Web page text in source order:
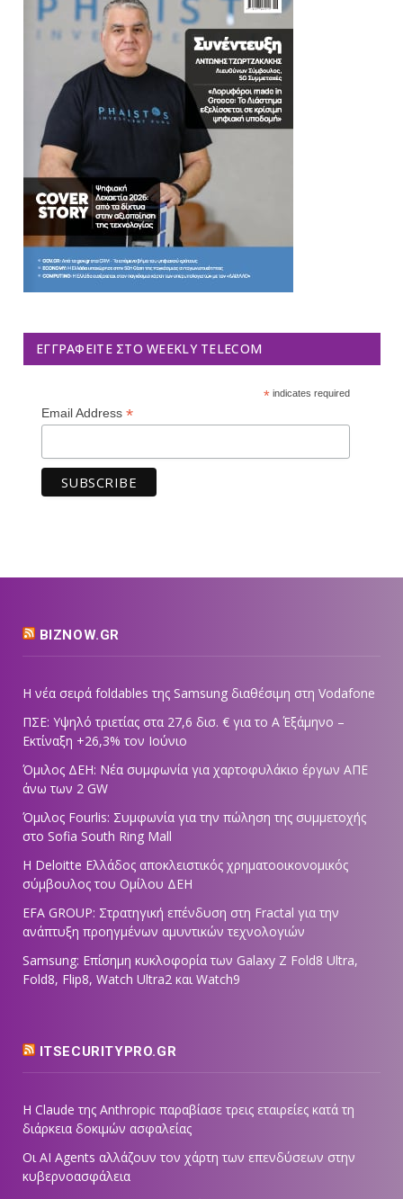
ΕΓΓΡΑΦΕΊΤΕ ΣΤΟ WEEKLY TELECOM
*indicates required
Email Address *
BIZNOW.GR
Η νέα σειρά foldables της Samsung διαθέσιμη στη Vodafone
ΠΣΕ: Υψηλό τριετίας στα 27,6 δισ. € για το Α΄ Εξάμηνο –
Εκτίναξη +26,3% τον Ιούνιο
Όμιλος ΔΕΗ: Νέα συμφωνία για χαρτοφυλάκιο έργων ΑΠΕ
άνω των 2 GW
Όμιλος Fourlis: Συμφωνία για την πώληση της συμμετοχής
στο Sofia South Ring Mall
Η Deloitte Ελλάδος αποκλειστικός χρηματοοικονομικός
σύμβουλος του Ομίλου ΔΕΗ
EFA GROUP: Στρατηγική επένδυση στη Fractal για την
ανάπτυξη προηγμένων αμυντικών τεχνολογιών
Samsung: Επίσημη κυκλοφορία των Galaxy Z Fold8 Ultra,
Fold8, Flip8, Watch Ultra2 και Watch9
ITSECURITYPRO.GR
Η Claude της Anthropic παραβίασε τρεις εταιρείες κατά τη
διάρκεια δοκιμών ασφαλείας
Οι AI Agents αλλάζουν τον χάρτη των επενδύσεων στην
κυβερνοασφάλεια